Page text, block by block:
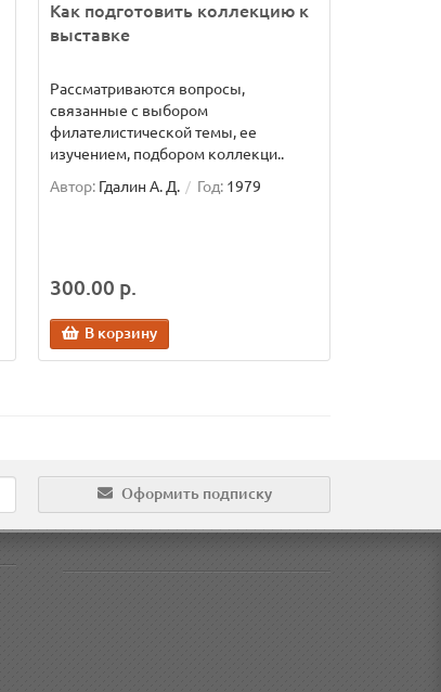
Как подготовить коллекцию к
выставке
Рассматриваются вопросы,
связанные с выбором
филателистической темы, ее
изучением, подбором коллекци..
Автор: Гдалин А. Д. Год: 1979
300.00 р.
В корзину
Оформить подписку